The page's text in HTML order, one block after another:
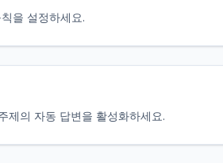
을 설정하세요.
제의 자동 답변을 활성화하세요.